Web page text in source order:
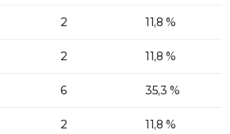
2 11,8 %
2 11,8 %
6 35,3 %
2 11,8 %